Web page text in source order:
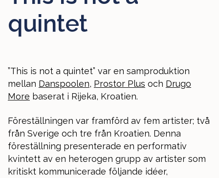
quintet
”This is not a quintet” var en samproduktion
mellan Danspoolen, Prostor Plus och Drugo
More baserat i Rijeka, Kroatien.
Föreställningen var framförd av fem artister; två
från Sverige och tre från Kroatien. Denna
föreställning presenterade en performativ
kvintett av en heterogen grupp av artister som
kritiskt kommunicerade följande idéer,